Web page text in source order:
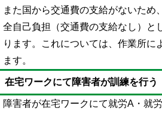
また国から交通費の支給がないため
全自己負担（交通費の支給なし）と
ります。これについては、作業所に
ます。
在宅ワークにて障害者が訓練を行う
障害者が在宅ワークにて就労A・就